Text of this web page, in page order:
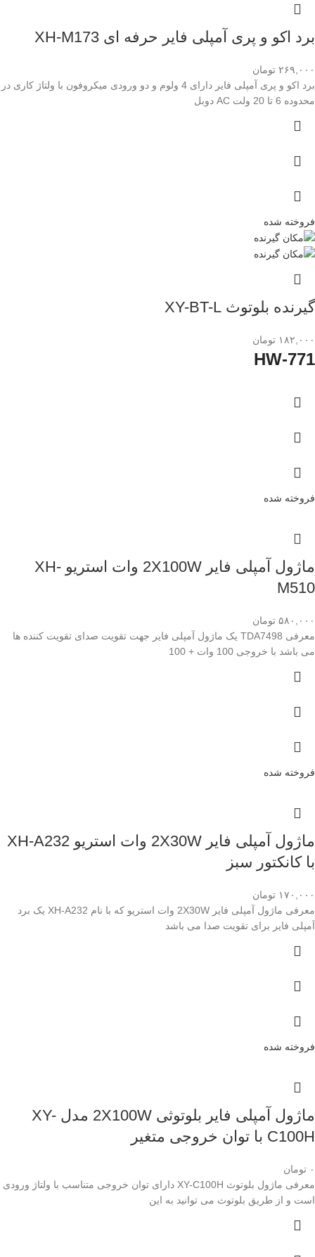
برد اکو و پری آمپلی فایر حرفه ای XH-M173
۲۶۹,۰۰۰ تومان
برد اکو و پری آمپلی فایر دارای 4 ولوم و دو ورودی میکروفون با ولتاژ کاری در
محدوده 6 تا 20 ولت AC دوبل
فروخته شده
گیرنده بلوتوث XY-BT-L
۱۸۲,۰۰۰ تومان
HW-771
فروخته شده
ماژول آمپلی فایر 2X100W وات استریو XH-
M510
۵۸۰,۰۰۰ تومان
معرفی TDA7498 یک ماژول آمپلی فایر جهت تقویت صدای تقویت کننده ها
می باشد با خروجی 100 وات + 100
فروخته شده
ماژول آمپلی فایر 2X30W وات استریو XH-A232
با کانکتور سبز
۱۷۰,۰۰۰ تومان
معرفی ماژول آمپلی فایر 2X30W وات استریو که با نام XH-A232 یک برد
آمپلی فایر برای تقویت صدا می باشد
فروخته شده
ماژول آمپلی فایر بلوتوثی 2X100W مدل XY-
C100H با توان خروجی متغیر
۰ تومان
معرفی ماژول بلوتوث XY-C100H دارای توان خروجی متناسب با ولتاژ ورودی
است و از طریق بلوتوث می توانید به این